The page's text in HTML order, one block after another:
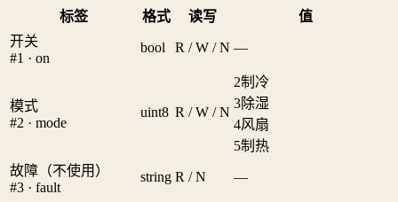
标签 格式 读写
值
开关
#1 · on
bool R / W / N —
模式
#2 · mode
uint8 R / W / N
2制冷
3除湿
4风扇
5制热
故障（不使用）
#3 · fault
string R / N —